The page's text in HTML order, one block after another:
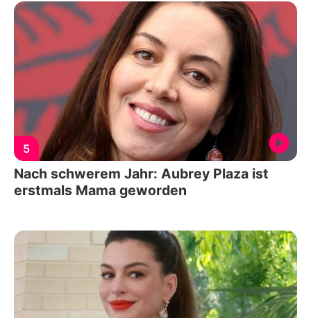
5
Nach schwerem Jahr: Aubrey Plaza ist
erstmals Mama geworden